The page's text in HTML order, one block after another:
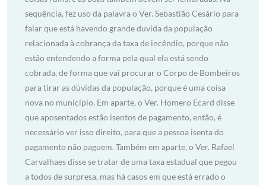
sequência, fez uso da palavra o Ver. Sebastião Cesário para
falar que está havendo grande duvida da população
relacionada à cobrança da taxa de incêndio, porque não
estão entendendo a forma pela qual ela está sendo
cobrada, de forma que vai procurar o Corpo de Bombeiros
para tirar as dúvidas da população, porque é uma coisa
nova no município. Em aparte, o Ver. Homero Ecard disse
que aposentados estão isentos de pagamento, então, é
necessário ver isso direito, para que a pessoa isenta do
pagamento não paguem. Também em aparte, o Ver. Rafael
Carvalhaes disse se tratar de uma taxa estadual que pegou
a todos de surpresa, mas há casos em que está errado o